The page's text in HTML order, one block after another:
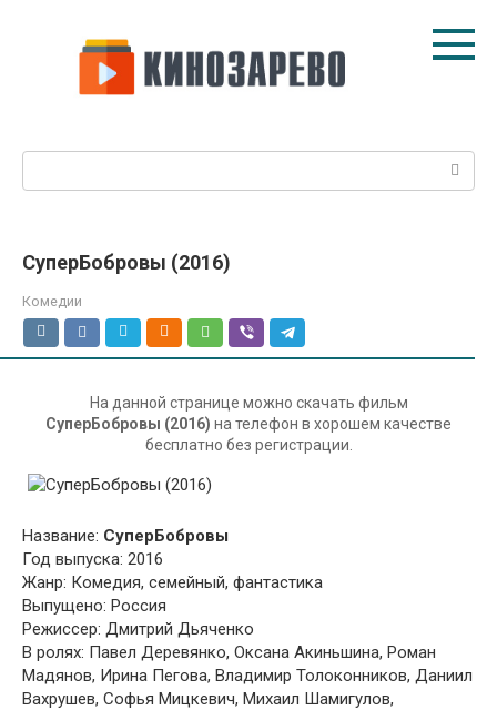
СуперБобровы (2016)
Комедии
На данной странице можно скачать фильм
СуперБобровы (2016) на телефон в хорошем качестве
бесплатно без регистрации.
Название: СуперБобровы
Год выпуска: 2016
Жанр: Комедия, семейный, фантастика
Выпущено: Россия
Режиссер: Дмитрий Дьяченко
В ролях: Павел Деревянко, Оксана Акиньшина, Роман
Мадянов, Ирина Пегова, Владимир Толоконников, Даниил
Вахрушев, Софья Мицкевич, Михаил Шамигулов,